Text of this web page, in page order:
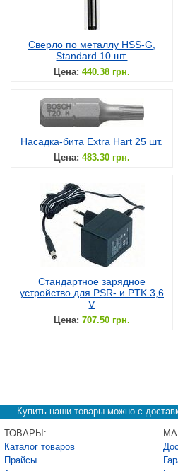
Сверло по металлу HSS-G,
Standard 10 шт.
Цена: 440.38 грн.
Насадка-бита Extra Hart 25 шт.
Цена: 483.30 грн.
Стандартное зарядное
устройство для PSR- и PTK 3,6
V
Цена: 707.50 грн.
Купить наши товары можно с
ТОВАРЫ:
Каталог товаров
Прайсы